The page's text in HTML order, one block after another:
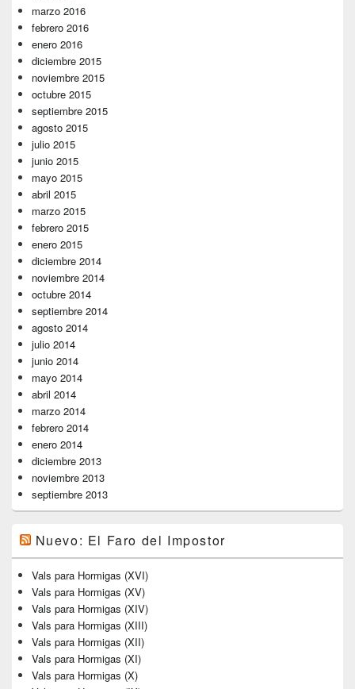
marzo 2016
febrero 2016
enero 2016
diciembre 2015
noviembre 2015
octubre 2015
septiembre 2015
agosto 2015
julio 2015
junio 2015
mayo 2015
abril 2015
marzo 2015
febrero 2015
enero 2015
diciembre 2014
noviembre 2014
octubre 2014
septiembre 2014
agosto 2014
julio 2014
junio 2014
mayo 2014
abril 2014
marzo 2014
febrero 2014
enero 2014
diciembre 2013
noviembre 2013
septiembre 2013
Nuevo: El Faro del Impostor
Vals para Hormigas (XVI)
Vals para Hormigas (XV)
Vals para Hormigas (XIV)
Vals para Hormigas (XIII)
Vals para Hormigas (XII)
Vals para Hormigas (XI)
Vals para Hormigas (X)